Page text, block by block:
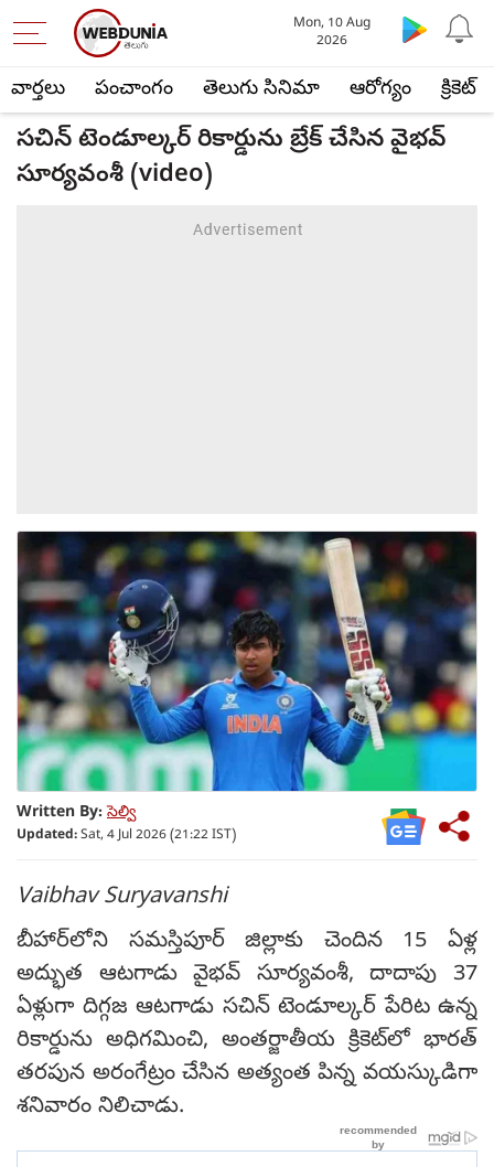
వార్తలు పంచాంగం తెలుగు సినిమా ఆరోగ్యం క్రికెట్
Mon, 10 Aug
2026
సచిన్ టెండూల్కర్ రికార్డును బ్రేక్ చేసిన వైభవ్
సూర్యవంశీ (video)
Written By: సెల్వి
Updated:Sat, 4 Jul 2026 (21:22 IST)
Vaibhav Suryavanshi
బీహార్‌లోని సమస్తిపూర్ జిల్లాకు చెందిన 15 ఏళ్ల
అద్భుత ఆటగాడు వైభవ్ సూర్యవంశీ, దాదాపు 37
ఏళ్లుగా దిగ్గజ ఆటగాడు సచిన్ టెండూల్కర్ పేరిట ఉన్న
రికార్డును అధిగమించి, అంతర్జాతీయ క్రికెట్‌లో భారత్
తరపున అరంగేట్రం చేసిన అత్యంత పిన్న వయస్కుడిగా
శనివారం నిలిచాడు.